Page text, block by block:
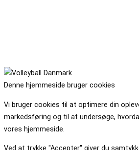
Denne hjemmeside bruger cookies
Vi bruger cookies til at optimere din
markedsføring og til at undersøge,
vores hjemmeside.
Ved at trykke "Accepter" giver du